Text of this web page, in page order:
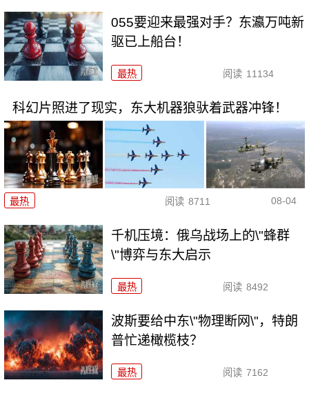
055要迎来最强对手？东瀛万吨新
驱已上船台！
最热 阅读 11134
科幻片照进了现实，东大机器狼驮着武器冲锋！
最热 阅读 8711 08-04
千机压境：俄乌战场上的\"蜂群
\"博弈与东大启示
最热 阅读 8492
波斯要给中东\"物理断网\"，特朗
普忙递橄榄枝？
最热 阅读 7162